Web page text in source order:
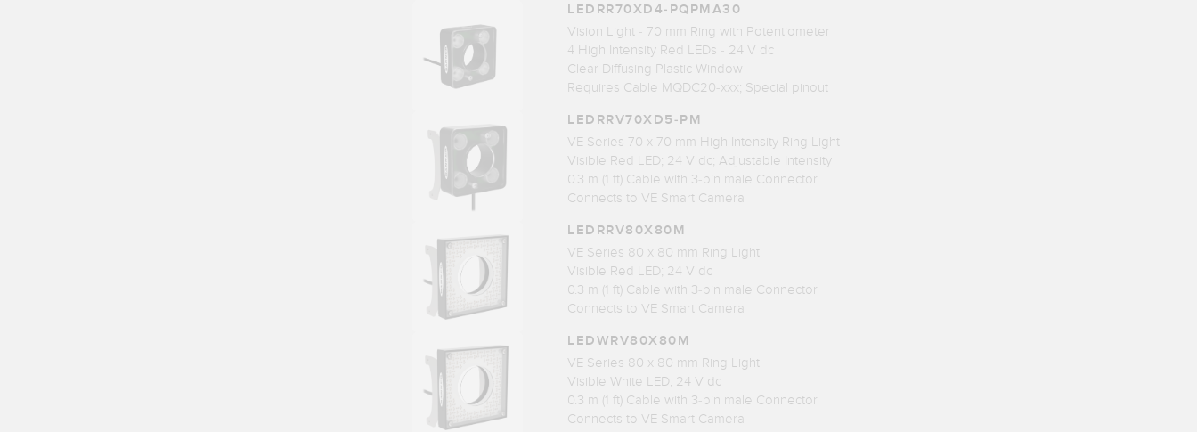
LEDRR70XD4-PQPMA30
Vision Light - 70 mm Ring with Potentiometer
4 High Intensity Red LEDs - 24 V dc
Clear Diffusing Plastic Window
Requires Cable MQDC20-xxx; Special pinout
LEDRRV70XD5-PM
VE Series 70 x 70 mm High Intensity Ring Light
Visible Red LED; 24 V dc; Adjustable Intensity
0.3 m (1 ft) Cable with 3-pin male Connector
Connects to VE Smart Camera
LEDRRV80X80M
VE Series 80 x 80 mm Ring Light
Visible Red LED; 24 V dc
0.3 m (1 ft) Cable with 3-pin male Connector
Connects to VE Smart Camera
LEDWRV80X80M
VE Series 80 x 80 mm Ring Light
Visible White LED; 24 V dc
0.3 m (1 ft) Cable with 3-pin male Connector
Connects to VE Smart Camera